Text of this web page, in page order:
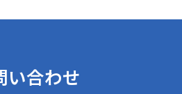
い合わせ